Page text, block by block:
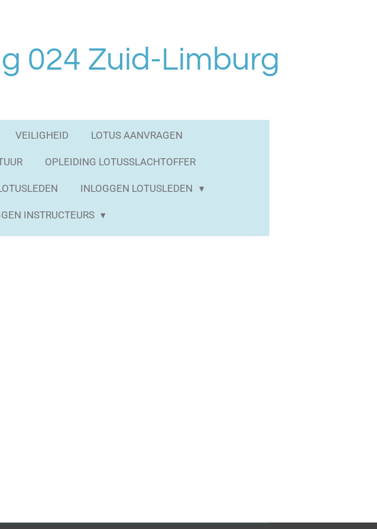
024 Zuid-Limburg
VEILIGHEID LOTUS AANVRAGEN
OPLEIDING LOTUSSLACHTOFFER
INLOGGEN LOTUSLEDEN
INSTRUCTEURS